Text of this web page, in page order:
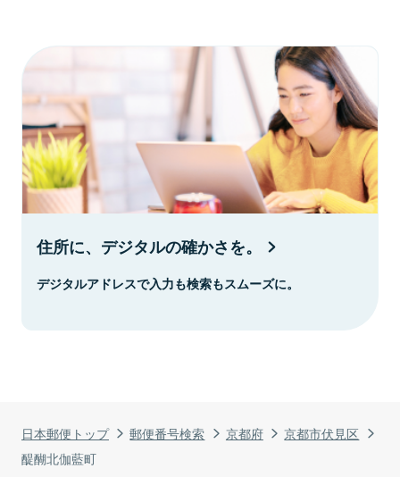
日本郵便トップ 郵便番号検索 京都府
京都市伏見区
醍醐北伽藍町
住所に、デジタルの確かさを。
デジタルアドレスで入力も検索もスムーズに。